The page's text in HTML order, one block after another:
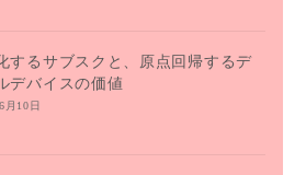
するサブスクと、原点回帰するデ
デバイスの価値
月10日